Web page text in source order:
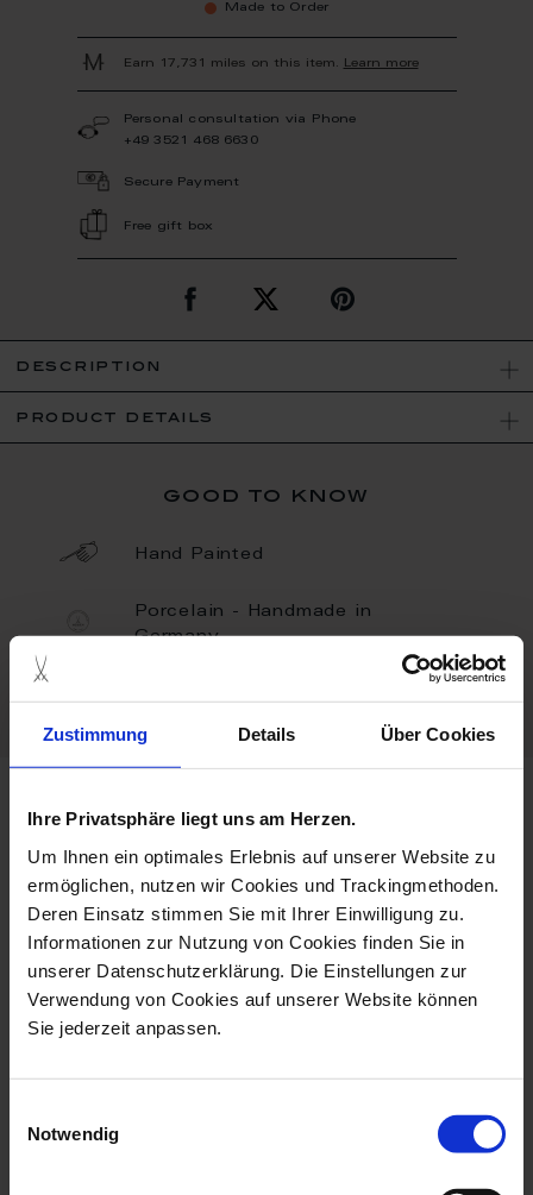
Zustimmung Details Über Cookies
Ihre Privatsphäre liegt uns am Herzen.
Um Ihnen ein optimales Erlebnis auf unserer Website zu
ermöglichen, nutzen wir Cookies und Trackingmethoden.
Deren Einsatz stimmen Sie mit Ihrer Einwilligung zu.
Informationen zur Nutzung von Cookies finden Sie in
unserer Datenschutzerklärung. Die Einstellungen zur
Verwendung von Cookies auf unserer Website können
Sie jederzeit anpassen.
Notwendig
Made to Order
Earn 17,731 miles on this item. Learn more
Personal consultation via Phone
+49 3521 468 6630
Secure Payment
Free gift box
description
product details
good to know
Hand Painted
Porcelain - Handmade in
Germany